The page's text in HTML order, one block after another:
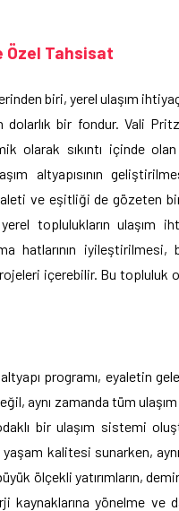
Özel Tahsisat
biri, yerel ulaşım
bir fondur. Vali
olarak sıkıntı içinde olan
altyapısının
ve eşitliği de gözeten
toplulukların ulaşım
hatlarının iyileştirilmesi,
içerebilir. Bu topluluk
programı, eyaletin
aynı zamanda tüm
bir ulaşım sistemi
yaşam kalitesi sunarken,
ölçekli yatırımların,
kaynaklarına yönelme ve